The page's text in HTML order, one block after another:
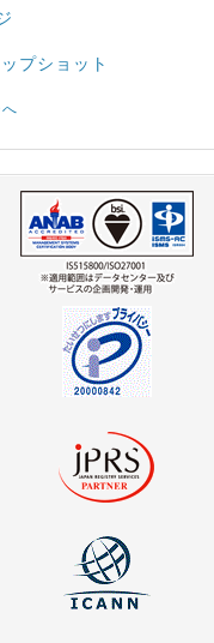
プショット